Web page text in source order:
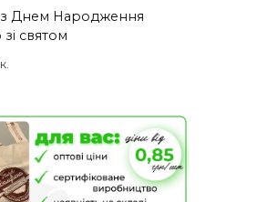
з Днем Народження
зі святом